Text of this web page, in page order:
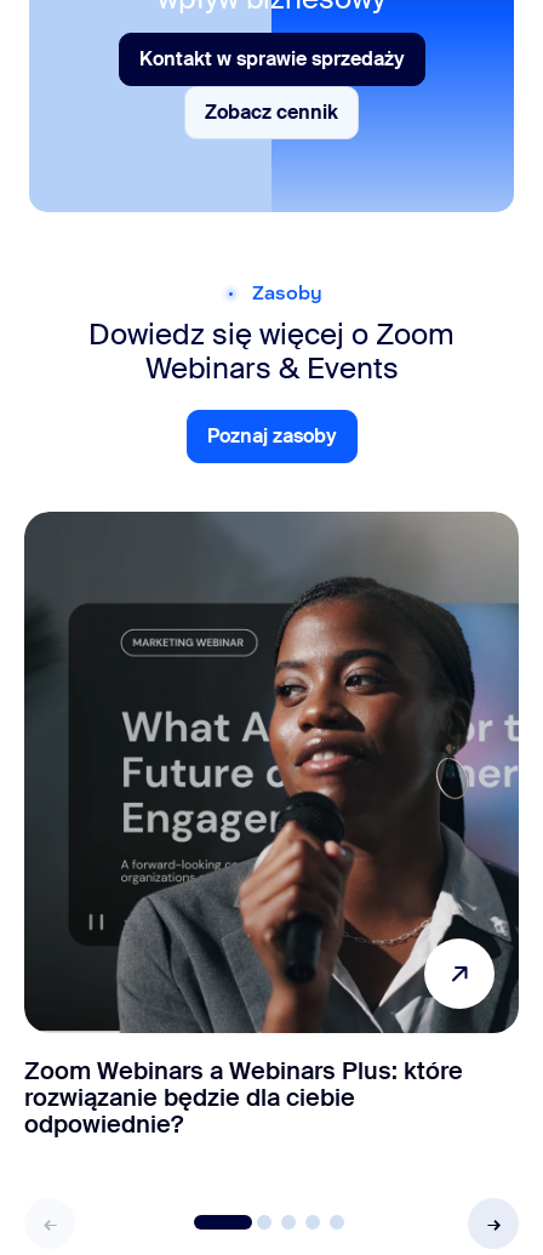
Kontakt w sprawie sprzedaży
Kontakt w sprawie sprzedaży
Zobacz cennik
Zobacz cennik
Zasoby
Dowiedz się więcej o Zoom
Webinars & Events
Poznaj zasoby
Poznaj zasoby
Zoom Webinars a Webinars Plus: które
rozwiązanie będzie dla ciebie
odpowiednie?